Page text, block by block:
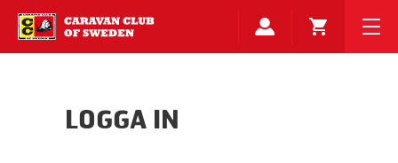
LOGGA IN